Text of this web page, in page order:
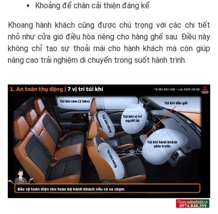
Khoảng để chân cải thiện đáng kể
Khoang hành khách cũng được chú trọng với các chi tiết
nhỏ như cửa gió điều hòa riêng cho hàng ghế sau. Điều này
không chỉ tạo sự thoải mái cho hành khách mà còn giúp
nâng cao trải nghiệm di chuyển trong suốt hành trình.